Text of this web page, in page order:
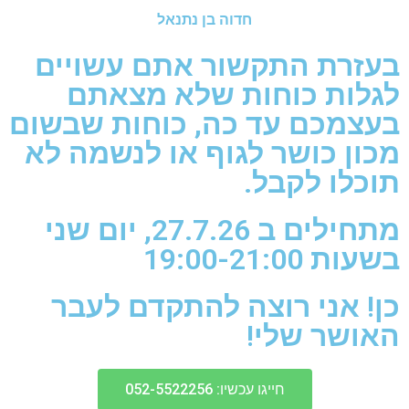
חדוה בן נתנאל
בעזרת התקשור אתם עשויים
לגלות כוחות שלא מצאתם
בעצמכם עד כה, כוחות שבשום
מכון כושר לגוף או לנשמה לא
תוכלו לקבל.
מתחילים ב 27.7.26, יום שני
בשעות 19:00-21:00
כן! אני רוצה להתקדם לעבר
האושר שלי!
חייגו עכשיו: 052-5522256